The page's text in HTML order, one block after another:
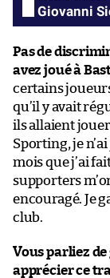
Giovanni
Pas de
avez joué à
certains
qu’il y avait
ils allaient jouer
Sporting, je
mois que j’ai
supporters
encouragé. Je
club.
Vous parliez
apprécier ce